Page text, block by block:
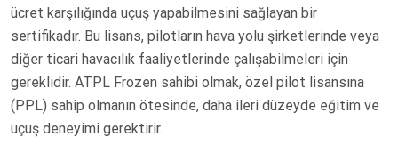
ücret karşılığında uçuş yapabilmesini sağlayan bir
sertifikadır. Bu lisans, pilotların hava yolu şirketlerinde veya
diğer ticari havacılık faaliyetlerinde çalışabilmeleri için
gereklidir. ATPL Frozen sahibi olmak, özel pilot lisansına
(PPL) sahip olmanın ötesinde, daha ileri düzeyde eğitim ve
uçuş deneyimi gerektirir.